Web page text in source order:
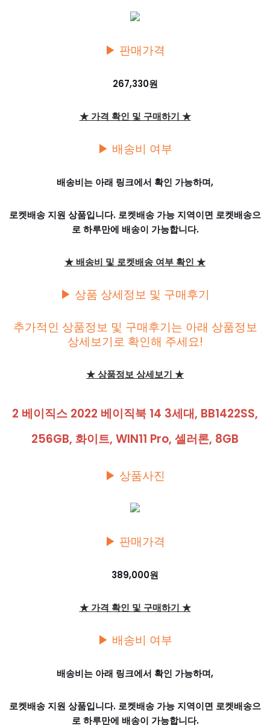
▶ 판매가격
267,330원
★ 가격 확인 및 구매하기 ★
▶ 배송비 여부
배송비는 아래 링크에서 확인 가능하며,
로켓배송 지원 상품입니다. 로켓배송 가능 지역이면 로켓배송으
로 하루만에 배송이 가능합니다.
★ 배송비 및 로켓배송 여부 확인 ★
▶ 상품 상세정보 및 구매후기
추가적인 상품정보 및 구매후기는 아래 상품정보
상세보기로 확인해 주세요!
★ 상품정보 상세보기 ★
2 베이직스 2022 베이직북 14 3세대, BB1422SS,
256GB, 화이트, WIN11 Pro, 셀러론, 8GB
▶ 상품사진
▶ 판매가격
389,000원
★ 가격 확인 및 구매하기 ★
▶ 배송비 여부
배송비는 아래 링크에서 확인 가능하며,
로켓배송 지원 상품입니다. 로켓배송 가능 지역이면 로켓배송으
로 하루만에 배송이 가능합니다.